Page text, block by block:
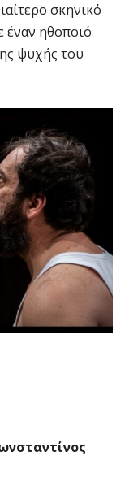
σκηνικό
έναν ηθοποιό
ψυχής του